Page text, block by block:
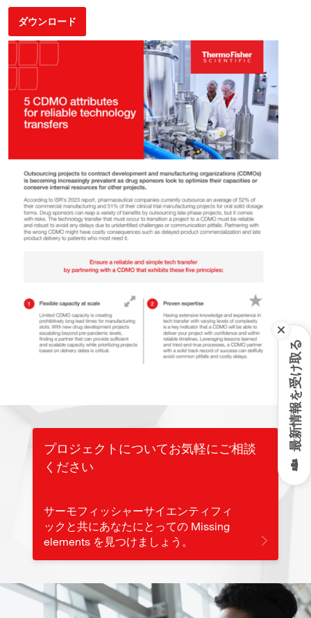
最新情報を受け取る
ダウンロード
プロジェクトについてお気軽にご相談
ください
サーモフィッシャーサイエンティフィ
ックと共にあなたにとっての Missing
elements を見つけましょう。